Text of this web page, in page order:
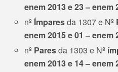
enem 2013 e 23 – enem
nº Ímparesda 1307 e Nº
enem 2015 e 01 – enem
nº Paresda 1303 e Nº
enem 2013 e 14 – enem